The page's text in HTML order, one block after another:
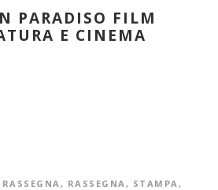
PARADISO FILM
E CINEMA
RASSEGNA, RASSEGNA, STAMPA,